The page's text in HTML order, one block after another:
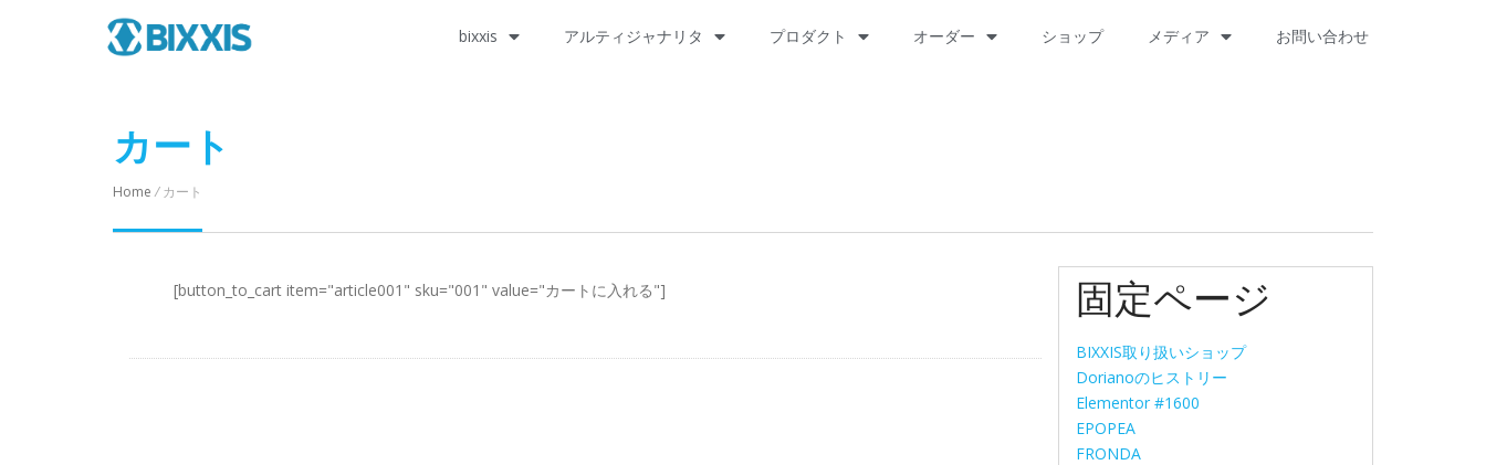
bixxis アルティジャナリタ プロダクト オーダー ショップ メディア お問い合わせ
カート
Home /カート
[button_to_cart item="article001" sku="001" value="カートに入れる"] 固定ページ
BIXXIS取り扱いショップ
Dorianoのヒストリー
Elementor #1600
EPOPEA
FRONDA